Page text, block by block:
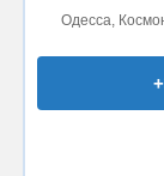
Одесса,